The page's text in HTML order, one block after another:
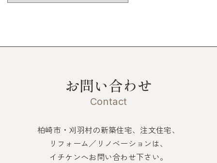
お問い合わせ
Contact
柏崎市・刈羽村の新築住宅、注文住宅、
リフォーム／リノベーションは、
イチケンへお問い合わせ下さい。